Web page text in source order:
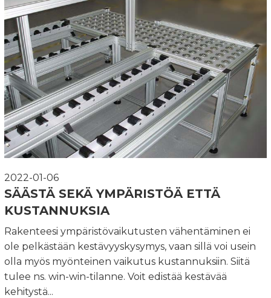
2022-01-06
SÄÄSTÄ SEKÄ YMPÄRISTÖÄ ETTÄ
KUSTANNUKSIA
Rakenteesi ympäristövaikutusten vähentäminen ei
ole pelkästään kestävyyskysymys, vaan sillä voi usein
olla myös myönteinen vaikutus kustannuksiin. Siitä
tulee ns. win-win-tilanne. Voit edistää kestävää
kehitystä...